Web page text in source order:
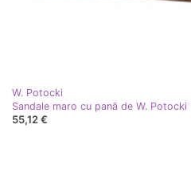
W. Potocki
Sandale maro cu pană de W. Potocki
55,12 €